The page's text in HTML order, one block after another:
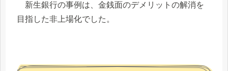
新生銀行の事例は、金銭面のデメリットの解消を
目指した非上場化でした。